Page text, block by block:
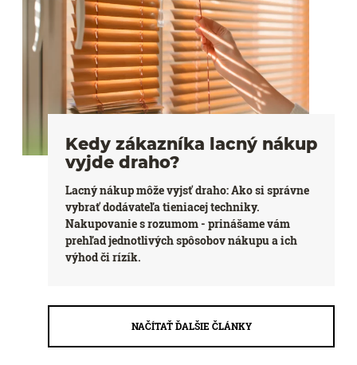
Kedy zákazníka lacný nákup
vyjde draho?
Lacný nákup môže vyjsť draho: Ako si správne
vybrať dodávateľa tieniacej techniky.
Nakupovanie s rozumom - prinášame vám
prehľad jednotlivých spôsobov nákupu a ich
výhod či rízík.
NAČÍTAŤ ĎALŠIE ČLÁNKY